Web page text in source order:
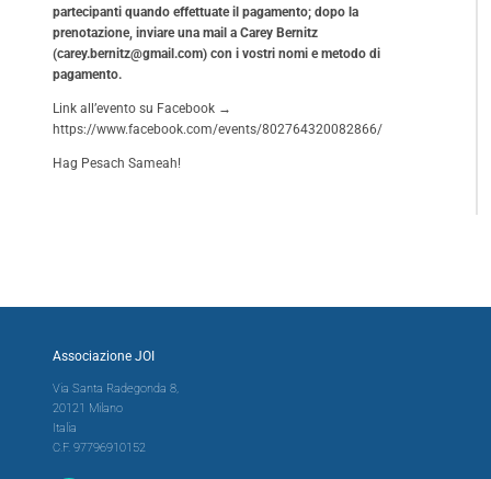
partecipanti quando effettuate il pagamento; dopo la
prenotazione, inviare una mail a Carey Bernitz
(carey.bernitz@gmail.com) con i vostri nomi e metodo di
pagamento.
Link all’evento su Facebook →
https://www.facebook.com/events/802764320082866/
Hag Pesach Sameah!
Associazione JOI
Via Santa Radegonda 8,
20121 Milano
Italia
C.F. 97796910152